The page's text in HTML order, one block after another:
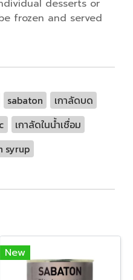
desserts or
frozen and served
sabaton
เกาลัดบด
เกาลัดในน้ำเชื่อม
syrup
New